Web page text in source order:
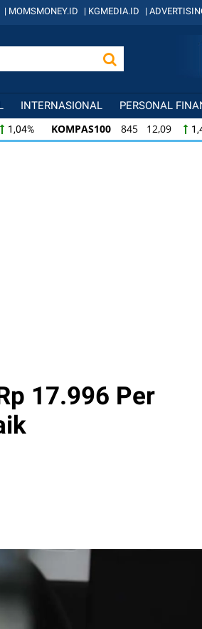
| MOMSMONEY.ID | KGMEDIA.ID |
INTERNASIONAL PERSONAL
1,04% KOMPAS100 845 12,09
1,45% LQ45 640 9,44
17.996 Per